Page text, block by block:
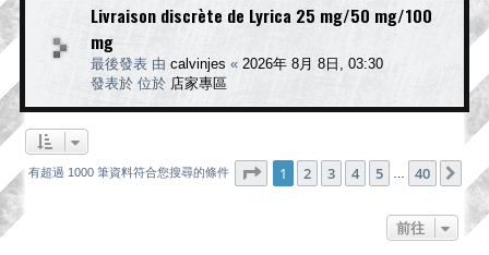
Livraison discrète de Lyrica 25 mg/50 mg/100
mg
最後發表 由 calvinjes « 2026年 8月 8日, 03:30
發表於 位於 店家專區
有超過 1000 筆資料符合您搜尋的條件 第 1 頁 (共40 頁)
1 2 3 4 5 40 下
前往